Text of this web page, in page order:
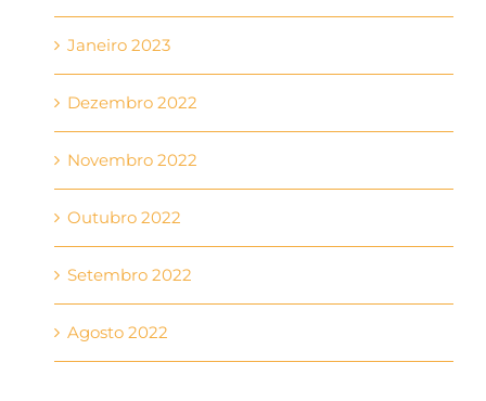
Janeiro 2023
Dezembro 2022
Novembro 2022
Outubro 2022
Setembro 2022
Agosto 2022